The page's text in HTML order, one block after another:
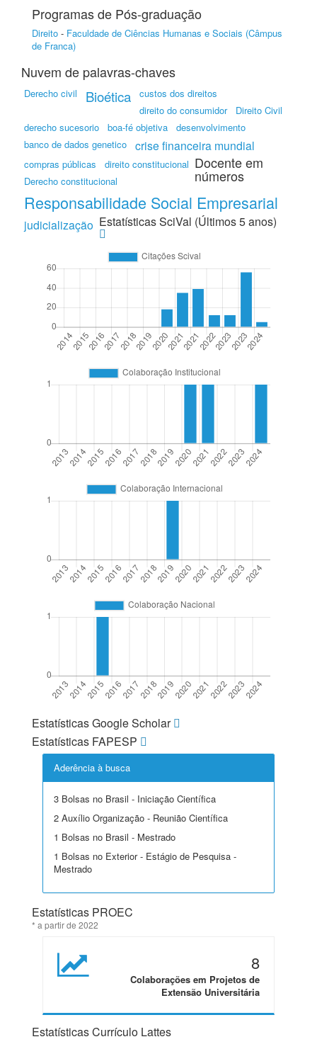
Programas de Pós-graduação
Direito - Faculdade de Ciências Humanas e Sociais (Câmpus
de Franca)
Nuvem de palavras-chaves
Derecho civil Bioética
custos dos direitos
direito do consumidor
Direito Civil
derecho sucesorio
boa-fé objetiva
desenvolvimento
banco de dados genetico
crise financeira mundial
compras públicas
direito constitucional
Derecho constitucional
Responsabilidade Social Empresarial
judicialização
Docente em
números
Estatísticas SciVal (Últimos 5 anos)
Estatísticas Google Scholar
Estatísticas FAPESP
Aderência à busca
3 Bolsas no Brasil - Iniciação Científica
2 Auxílio Organização - Reunião Científica
1 Bolsas no Brasil - Mestrado
1 Bolsas no Exterior - Estágio de Pesquisa -
Mestrado
Estatísticas PROEC
* a partir de 2022
8
Colaborações em Projetos de
Extensão Universitária
Estatísticas Currículo Lattes